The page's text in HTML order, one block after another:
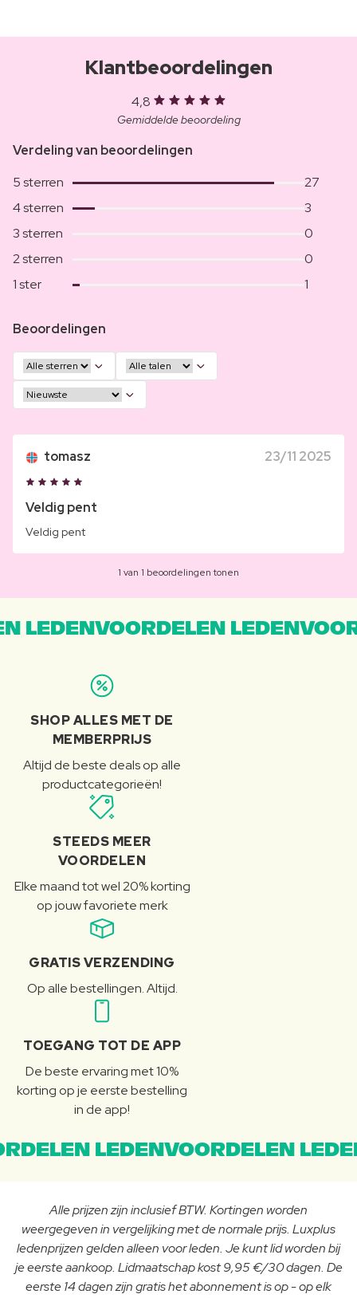
Klantbeoordelingen
4,8
Gemiddelde beoordeling
Verdeling van beoordelingen
5 sterren
27
4 sterren
3
3 sterren
0
2 sterren
0
1 ster
1
Beoordelingen
tomasz 23/11 2025
Veldig pent
Veldig pent
1 van 1 beoordelingen tonen
LEDENVOORDELEN
SHOP ALLES MET DE
MEMBERPRIJS
Altijd de beste deals op alle
productcategorieën!
STEEDS MEER
VOORDELEN
Elke maand tot wel 20% korting
op jouw favoriete merk
GRATIS VERZENDING
Op alle bestellingen. Altijd.
TOEGANG TOT DE APP
De beste ervaring met 10%
korting op je eerste bestelling
in de app!
LEDENVOORDELEN
Alle prijzen zijn inclusief BTW. Kortingen worden
weergegeven in vergelijking met de normale prijs. Luxplus
ledenprijzen gelden alleen voor leden. Je kunt lid worden bij
je eerste aankoop. Lidmaatschap kost 9,95 €/30 dagen. De
eerste 14 dagen zijn gratis het abonnement is op - op elk